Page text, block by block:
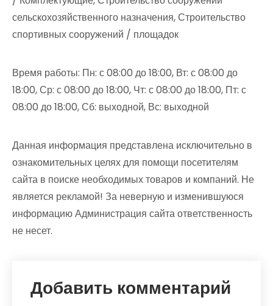
сельскохозяйственного назначения, Строительство
спортивных сооружений / площадок
Время работы: Пн: с 08:00 до 18:00, Вт: с 08:00 до
18:00, Ср: с 08:00 до 18:00, Чт: с 08:00 до 18:00, Пт: с
08:00 до 18:00, Сб: выходной, Вс: выходной
Данная информация представлена исключительно в
ознакомительных целях для помощи посетителям
сайта в поиске необходимых товаров и компаний. Не
является рекламой! За неверную и изменившуюся
информацию Администрация сайта ответственность
не несет.
Добавить комментарий